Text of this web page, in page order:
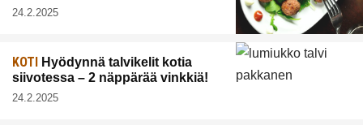
24.2.2025
KOTI Hyödynnä talvikelit kotia
siivotessa – 2 näppärää vinkkiä!
24.2.2025